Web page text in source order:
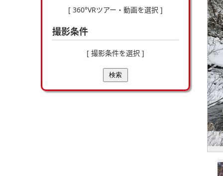
[ 360°VRツアー・動画を選択 ]
撮影条件
[ 撮影条件を選択 ]
検索